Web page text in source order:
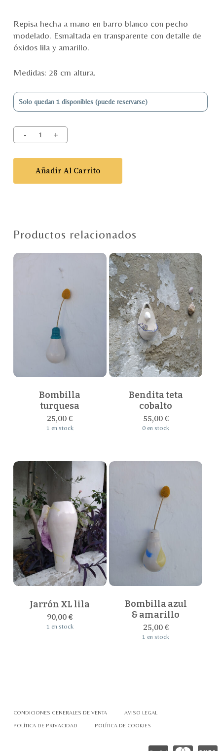
Repisa hecha a mano en barro blanco con pecho
modelado. Esmaltada en transparente con detalle de
óxidos lila y amarillo.
Medidas: 28 cm altura.
Solo quedan 1 disponibles (puede reservarse)
Añadir Al Carrito
Productos relacionados
Bombilla
turquesa
25,00€
1 en stock
Bendita teta
cobalto
55,00€
0 en stock
Jarrón XL lila
90,00€
1 en stock
Bombilla azul
& amarillo
25,00€
1 en stock
CONDICIONES GENERALES DE VENTA AVISO LEGAL
POLÍTICA DE PRIVACIDAD POLÍTICA DE COOKIES